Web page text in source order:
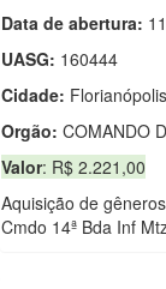
Data de abertura:
UASG: 160444
Cidade:
Orgão: COMANDO
Valor: R$ 2.221,00
Aquisição de
Cmdo 14ª Bda Inf